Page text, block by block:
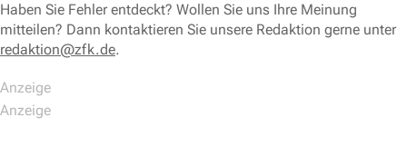
Haben Sie Fehler entdeckt? Wollen Sie uns Ihre Meinung
mitteilen? Dann kontaktieren Sie unsere Redaktion gerne unter
redaktion@zfk.de.